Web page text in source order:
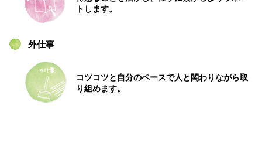
トします。
外仕事
コツコツと自分のペースで人と関わりながら取
り組めます。